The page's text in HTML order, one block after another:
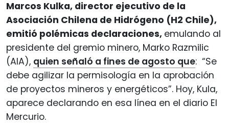
Marcos Kulka, director ejecutivo de la
Asociación Chilena de Hidrógeno (H2 Chile),
emitió polémicas declaraciones, emulando al
presidente del gremio minero, Marko Razmilic
(AIA), quien señaló a fines de agosto que: “Se
debe agilizar la permisología en la aprobación
de proyectos mineros y energéticos”. Hoy, Kula,
aparece declarando en esa línea en el diario El
Mercurio.